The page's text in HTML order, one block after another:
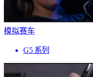
模拟赛车
G5 系列